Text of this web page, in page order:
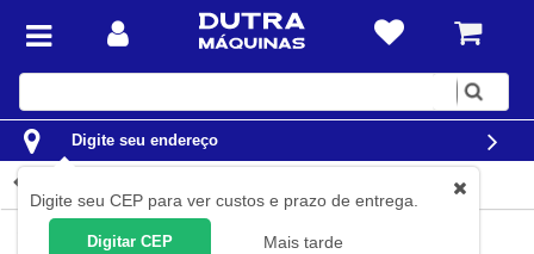
Digite
Digite seu endereço
Digite seu CEP para ver custos e prazo de entrega.
Digitar CEP Mais tarde
Eletrodomésticos Máquinas de gelo